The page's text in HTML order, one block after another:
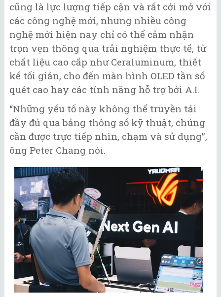
cũng là lực lượng tiếp cận và rất cởi mở với
các công nghệ mới, nhưng nhiều công
nghệ mới hiện nay chỉ có thể cảm nhận
trọn vẹn thông qua trải nghiệm thực tế, từ
chất liệu cao cấp như Ceraluminum, thiết
kế tối giản, cho đến màn hình OLED tần số
quét cao hay các tính năng hỗ trợ bởi A.I.
“Những yếu tố này không thể truyền tải
đầy đủ qua bảng thông số kỹ thuật, chúng
cần được trực tiếp nhìn, chạm và sử dụng”,
ông Peter Chang nói.